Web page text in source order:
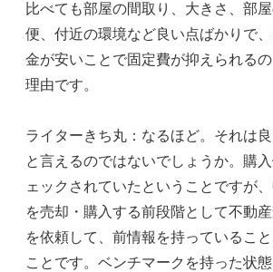
比べても部屋の間取り、大きさ、部
便、付近の環境など良い点ばかりで
金が安いことで固定費が抑えられる
理由です。
ライターきち丸：なるほど。それは
と言えるのではないでしょうか。購
ェックされていたということですが
を売却・購入する前段階として不動
を依頼して、前情報を持っているこ
ことです。ベンチマークを持った状